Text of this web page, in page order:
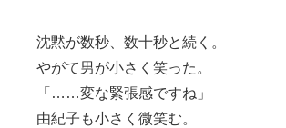
沈黙が数秒、数十秒と続く。
やがて男が小さく笑った。
「……変な緊張感ですね」
由紀子も小さく微笑む。